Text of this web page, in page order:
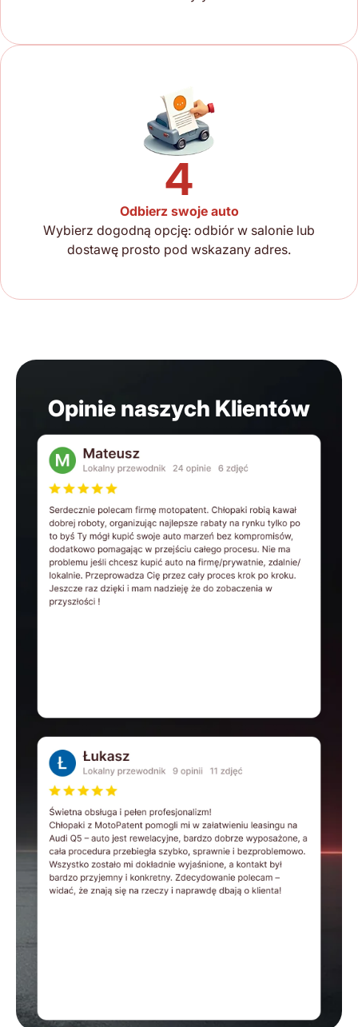
4
Odbierz swoje auto
Wybierz dogodną opcję: odbiór w salonie lub
dostawę prosto pod wskazany adres.
Opinie naszych Klientów